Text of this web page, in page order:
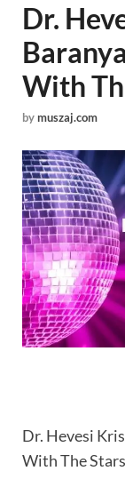
Dr.
With
bymuszaj.com
Dr. Hevesi
With The